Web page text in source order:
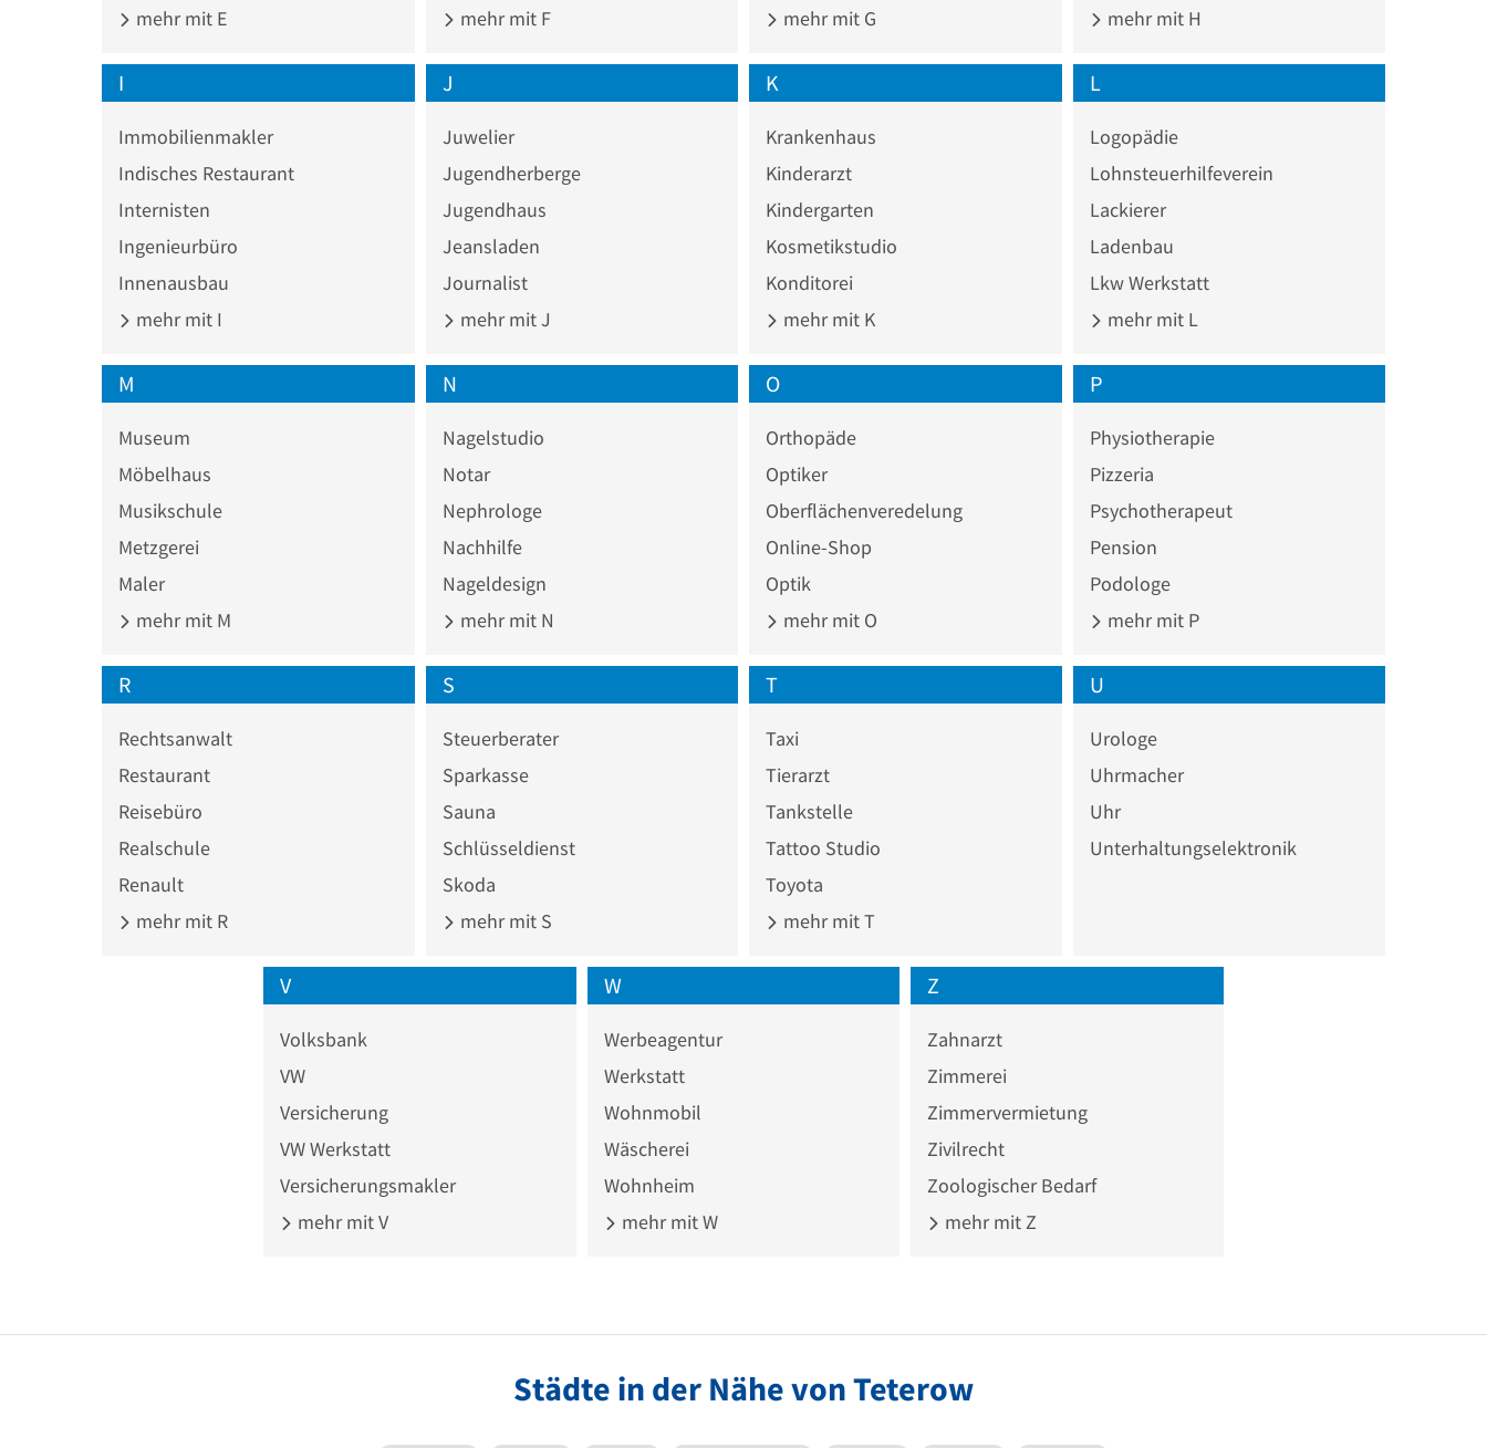
mehr mit E
mehr mit F
mehr mit G
mehr mit H
I
Immobilienmakler
Indisches Restaurant
Internisten
Ingenieurbüro
Innenausbau
mehr mit I
J
Juwelier
Jugendherberge
Jugendhaus
Jeansladen
Journalist
mehr mit J
K
Krankenhaus
Kinderarzt
Kindergarten
Kosmetikstudio
Konditorei
mehr mit K
L
Logopädie
Lohnsteuerhilfeverein
Lackierer
Ladenbau
Lkw Werkstatt
mehr mit L
M
Museum
Möbelhaus
Musikschule
Metzgerei
Maler
mehr mit M
N
Nagelstudio
Notar
Nephrologe
Nachhilfe
Nageldesign
mehr mit N
O
Orthopäde
Optiker
Oberflächenveredelung
Online-Shop
Optik
mehr mit O
P
Physiotherapie
Pizzeria
Psychotherapeut
Pension
Podologe
mehr mit P
R
Rechtsanwalt
Restaurant
Reisebüro
Realschule
Renault
mehr mit R
S
Steuerberater
Sparkasse
Sauna
Schlüsseldienst
Skoda
mehr mit S
T
Taxi
Tierarzt
Tankstelle
Tattoo Studio
Toyota
mehr mit T
U
Urologe
Uhrmacher
Uhr
Unterhaltungselektronik
V
Volksbank
VW
Versicherung
VW Werkstatt
Versicherungsmakler
mehr mit V
W
Werbeagentur
Werkstatt
Wohnmobil
Wäscherei
Wohnheim
mehr mit W
Z
Zahnarzt
Zimmerei
Zimmervermietung
Zivilrecht
Zoologischer Bedarf
mehr mit Z
Städte in der Nähe von Teterow